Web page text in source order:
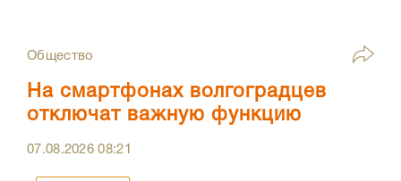
Общество
На смартфонах волгоградцев
отключат важную функцию
07.08.202608:21